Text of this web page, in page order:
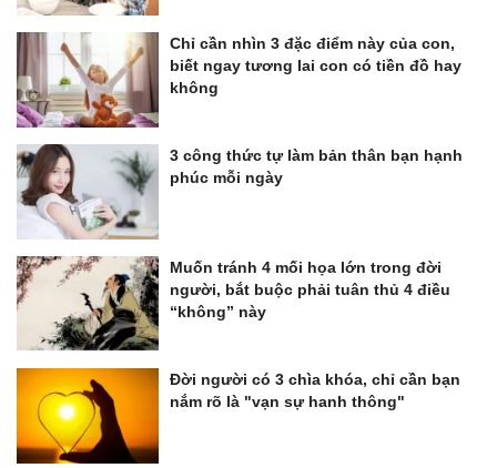
Chỉ cần nhìn 3 đặc điểm này của con,
biết ngay tương lai con có tiền đồ hay
không
3 công thức tự làm bản thân bạn hạnh
phúc mỗi ngày
Muốn tránh 4 mối họa lớn trong đời
người, bắt buộc phải tuân thủ 4 điều
“không” này
Đời người có 3 chìa khóa, chỉ cần bạn
nắm rõ là "vạn sự hanh thông"